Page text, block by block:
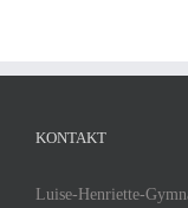
KONTAKT
Luise-Henriette-